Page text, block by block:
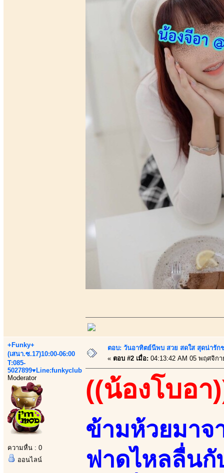
+Funky+
(เสนา.ซ.17)10:00-06:00
T:085-
5027899♥Line:funkyclub
Moderator
ความหื่น : 0
ออนไลน์
ตอบ: วันอาทิตย์นีพบ สวย สดใส สุดน่ารัก
« ตอบ #2 เมื่อ: 04:13:42 AM 05 พฤศจิก
((น้องโบอา
ข้ามห้วยมาจ
ฟาดไหลลื่นกั